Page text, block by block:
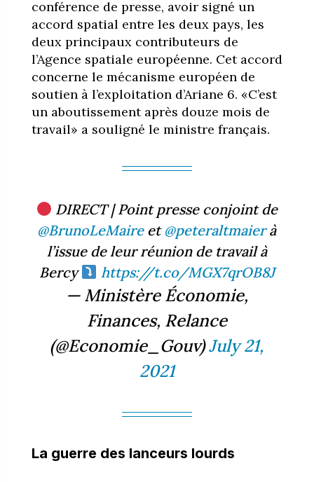
conférence de presse, avoir signé un
accord spatial entre les deux pays, les
deux principaux contributeurs de
l’Agence spatiale européenne. Cet accord
concerne le mécanisme européen de
soutien à l’exploitation d’Ariane 6. «C’est
un aboutissement après douze mois de
travail» a souligné le ministre français.
DIRECT | Point presse conjoint de
@BrunoLeMaireet @peteraltmaierà
l’issue de leur réunion de travail à
Bercy
https://t.co/MGX7qrOB8J
— Ministère Économie,
Finances, Relance
(@Economie_Gouv)July 21,
2021
La guerre des lanceurs lourds